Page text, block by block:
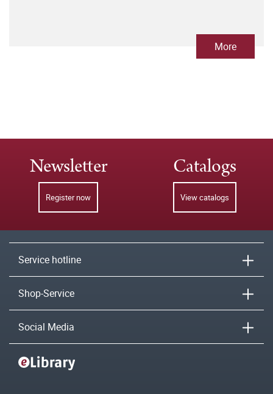
More
Newsletter
Register now
Catalogs
View catalogs
Service hotline
Shop-Service
Social Media